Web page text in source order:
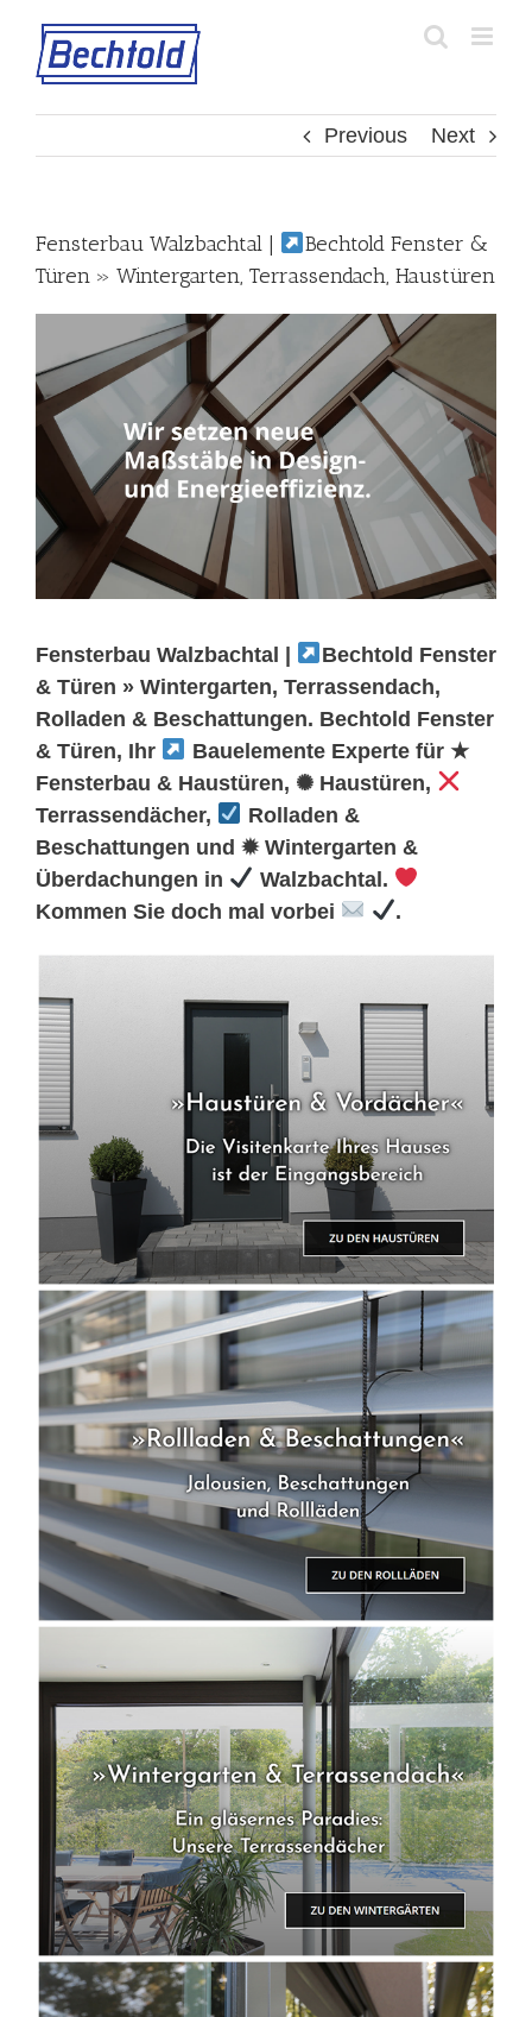
content
Previous Next
Fensterbau Walzbachtal |
Bechtold Fenster &
Türen » Wintergarten, Terrassendach, Haustüren
Fensterbau Walzbachtal |
Bechtold Fenster
& Türen » Wintergarten, Terrassendach,
Rolladen & Beschattungen. Bechtold Fenster
& Türen, Ihr
Bauelemente Experte für ★
Fensterbau & Haustüren, ✺ Haustüren,
Terrassendächer,
Rolladen &
Beschattungen und ✹ Wintergarten &
Überdachungen in
Walzbachtal.
Kommen Sie doch mal vorbei
.